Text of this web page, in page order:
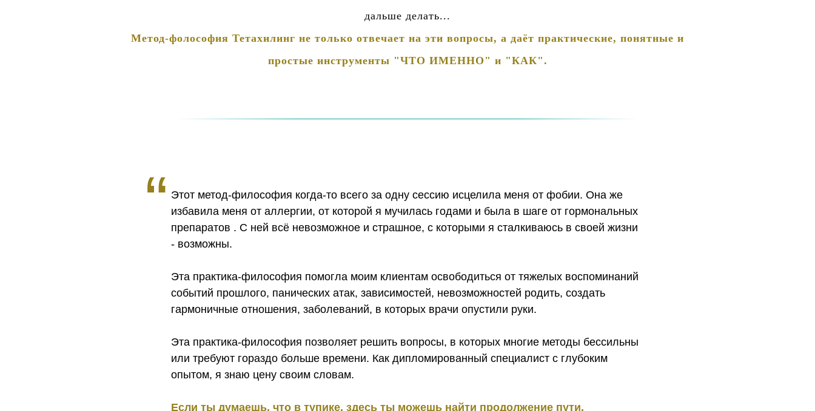
дальше делать...
Метод-фолософия Тетахилинг не только отвечает на эти вопросы, а даёт практические, понятные и
простые инструменты "ЧТО ИМЕННО" и "КАК".
“ Этот метод-философия когда-то всего за одну сессию исцелила меня от фобии. Она же
избавила меня от аллергии, от которой я мучилась годами и была в шаге от гормональных
препаратов . С ней всё невозможное и страшное, с которыми я сталкиваюсь в своей жизни
- возможны.
Эта практика-философия помогла моим клиентам освободиться от тяжелых воспоминаний
событий прошлого, панических атак, зависимостей, невозможностей родить, создать
гармоничные отношения, заболеваний, в которых врачи опустили руки.
Эта практика-философия позволяет решить вопросы, в которых многие методы бессильны
или требуют гораздо больше времени. Как дипломированный специалист с глубоким
опытом, я знаю цену своим словам.
Если ты думаешь, что в тупике, здесь ты можешь найти продолжение пути.